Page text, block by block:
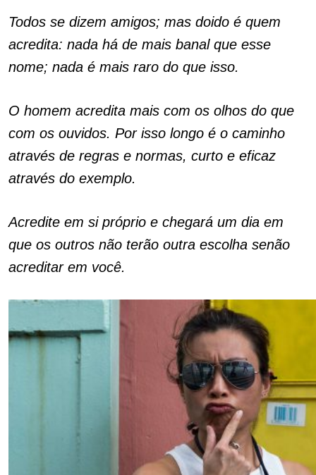
Todos se dizem amigos; mas doido é quem
acredita: nada há de mais banal que esse
nome; nada é mais raro do que isso.
O homem acredita mais com os olhos do que
com os ouvidos. Por isso longo é o caminho
através de regras e normas, curto e eficaz
através do exemplo.
Acredite em si próprio e chegará um dia em
que os outros não terão outra escolha senão
acreditar em você.